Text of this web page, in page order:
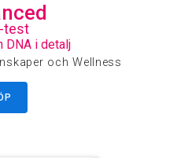
test
DNA i detalj
och Wellness